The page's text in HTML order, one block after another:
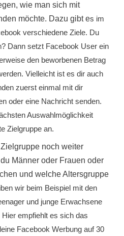
wie man sich mit
möchte. Dazu gibt es im
verschiedene Ziele. Du
Dann setzt Facebook User ein
den beworbenen Betrag
Vielleicht ist es dir auch
zuerst einmal mit dir
oder eine Nachricht senden.
Auswahlmöglichkeit
Zielgruppe an.
noch weiter
Männer oder Frauen oder
und welche Altersgruppe
wir beim Beispiel mit den
und junge Erwachsene
empfiehlt es sich das
Facebook Werbung auf 30